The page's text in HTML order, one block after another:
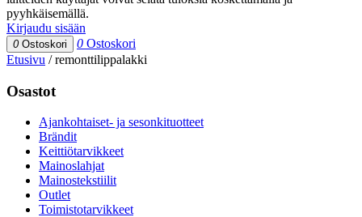
pyyhkäisemällä.
Kirjaudu sisään
0 Ostoskori 0 Ostoskori
Etusivu /remonttilippalakki
Osastot
Ajankohtaiset- ja sesonkituotteet
Brändit
Keittiötarvikkeet
Mainoslahjat
Mainostekstiilit
Outlet
Toimistotarvikkeet